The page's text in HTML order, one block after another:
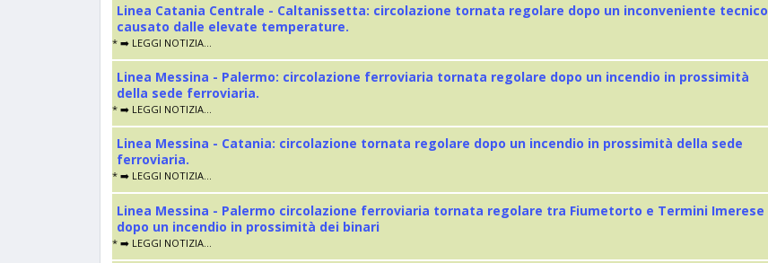
Linea Catania Centrale - Caltanissetta: circolazione tornata regolare dopo un inconveniente tecnico
causato dalle elevate temperature.
* ➡️ LEGGI NOTIZIA...
Linea Messina - Palermo: circolazione ferroviaria tornata regolare dopo un incendio in prossimità
della sede ferroviaria.
* ➡️ LEGGI NOTIZIA...
Linea Messina - Catania: circolazione tornata regolare dopo un incendio in prossimità della sede
ferroviaria.
* ➡️ LEGGI NOTIZIA...
Linea Messina - Palermo circolazione ferroviaria tornata regolare tra Fiumetorto e Termini Imerese
dopo un incendio in prossimità dei binari
* ➡️ LEGGI NOTIZIA...